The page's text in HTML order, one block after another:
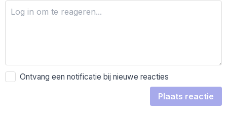
Ontvang een notificatie bij nieuwe reacties
Plaats reactie